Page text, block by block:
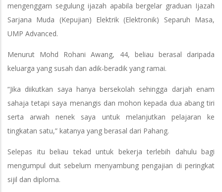
mengenggam segulung ijazah apabila bergelar graduan Ijazah
Sarjana Muda (Kepujian) Elektrik (Elektronik) Separuh Masa,
UMP Advanced.
Menurut Mohd Rohani Awang, 44, beliau berasal daripada
keluarga yang susah dan adik-beradik yang ramai.
“Jika diikutkan saya hanya bersekolah sehingga darjah enam
sahaja tetapi saya menangis dan mohon kepada dua abang tiri
serta arwah nenek saya untuk melanjutkan pelajaran ke
tingkatan satu,” katanya yang berasal dari Pahang.
Selepas itu beliau tekad untuk bekerja terlebih dahulu bagi
mengumpul duit sebelum menyambung pengajian di peringkat
sijil dan diploma.